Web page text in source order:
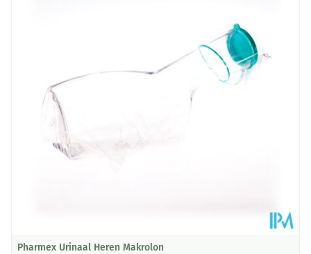
Kamertemperatuur (15°C - 25°C)
Pharmex Urinaal Heren Makrolon